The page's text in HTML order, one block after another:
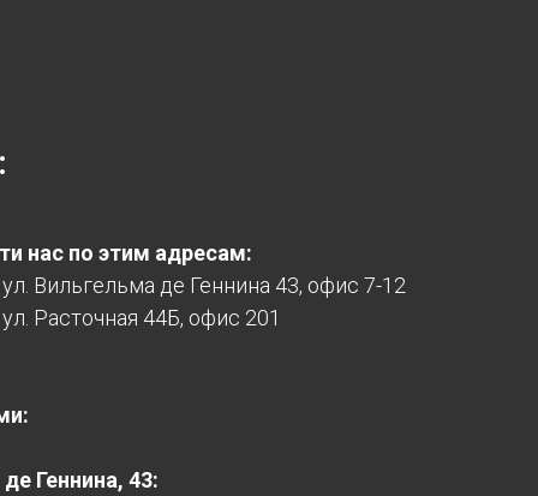
нас по этим адресам:
ул. Вильгельма де Геннина 43, офис 7-12
ул. Расточная 44Б, офис 201
Геннина, 43: